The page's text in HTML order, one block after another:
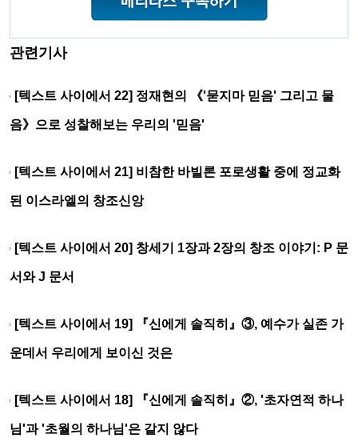
관련기사
[텍스트 사이에서 22] 정재현의 《'묻지마 믿음' 그리고 물
음》으로 성찰해보는 우리의 '믿음'
[텍스트 사이에서 21] 비참한 바빌론 포로생활 중에 정교화
된 이스라엘의 창조신앙
[텍스트 사이에서 20] 창세기 1장과 2장의 창조 이야기: P 문
서와 J 문서
[텍스트 사이에서 19] 『신에게 솔직히』③, 예수가 실존 가
운데서 우리에게 보이신 것은
[텍스트 사이에서 18] 『신에게 솔직히』②, '초자연적 하나
님'과 '초월의 하나님'은 같지 않다